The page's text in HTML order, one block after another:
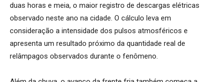
duas horas e meia, o maior registro de descargas elétricas
observado neste ano na cidade. O cálculo leva em
consideração a intensidade dos pulsos atmosféricos e
apresenta um resultado próximo da quantidade real de
relâmpagos observados durante o fenômeno.